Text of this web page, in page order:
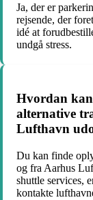
Ja, der er
rejsende, der
idé at
undgå stress.
Hvordan
alternative
Lufthavn
Du kan finde
og fra Aarhus
shuttle services,
kontakte